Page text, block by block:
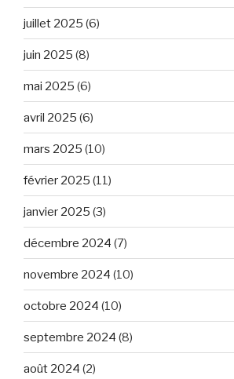
juillet 2025 (6)
juin 2025 (8)
mai 2025 (6)
avril 2025 (6)
mars 2025 (10)
février 2025 (11)
janvier 2025 (3)
décembre 2024 (7)
novembre 2024 (10)
octobre 2024 (10)
septembre 2024 (8)
août 2024 (2)